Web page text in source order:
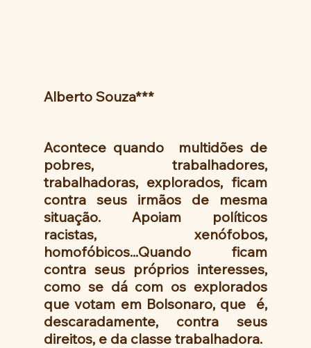
Alberto Souza***
Acontece quando  multidões de
pobres, trabalhadores,
trabalhadoras, explorados, ficam
contra seus irmãos de mesma
situação.  Apoiam  políticos
racistas, xenófobos,
homofóbicos...Quando ficam
contra seus próprios interesses,
como se dá com os explorados
que votam em Bolsonaro, que  é,
descaradamente, contra seus
direitos, e da classe trabalhadora.